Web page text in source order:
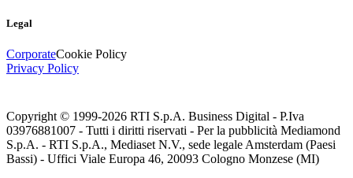
Legal
CorporateCookie Policy
Privacy Policy
Copyright © 1999-2026 RTI S.p.A. Business Digital - P.Iva
03976881007 - Tutti i diritti riservati - Per la pubblicità Mediamond
S.p.A. - RTI S.p.A., Mediaset N.V., sede legale Amsterdam (Paesi
Bassi) - Uffici Viale Europa 46, 20093 Cologno Monzese (MI)